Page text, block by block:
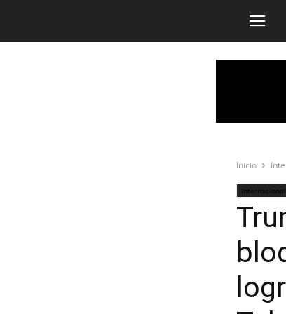
Inicio
Internacional